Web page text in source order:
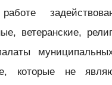
ветеранские,
которые не